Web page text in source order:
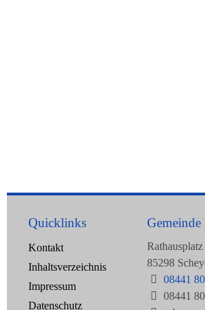
Quicklinks
Kontakt
Inhaltsverzeichnis
Impressum
Datenschutz
Gemeinde
Rathausplatz
85298
08441
08441